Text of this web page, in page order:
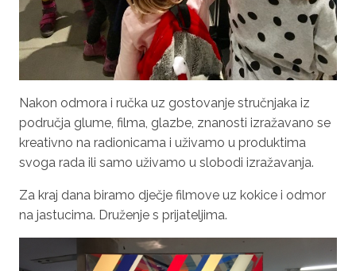
Nakon odmora i ručka uz gostovanje stručnjaka iz
područja glume, filma, glazbe, znanosti izražavano se
kreativno na radionicama i uživamo u produktima
svoga rada ili samo uživamo u slobodi izražavanja.
Za kraj dana biramo dječje filmove uz kokice i odmor
na jastucima. Druženje s prijateljima.